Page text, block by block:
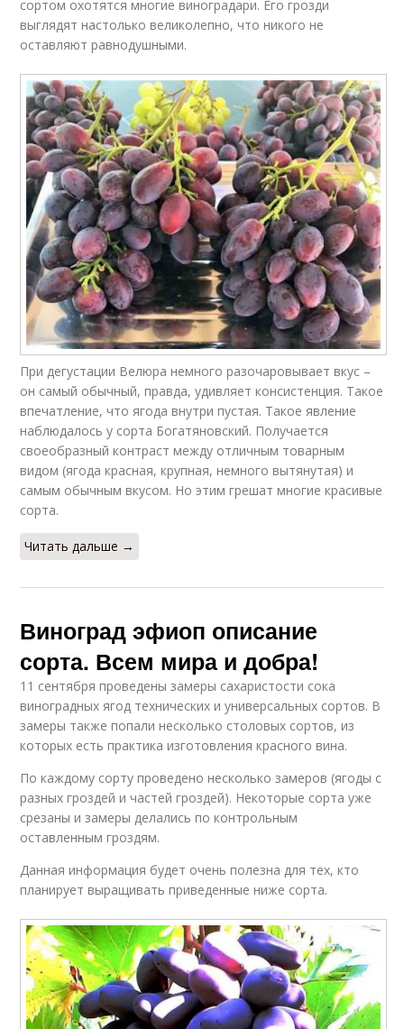
сортом охотятся многие виноградари. Его грозди
выглядят настолько великолепно, что никого не
оставляют равнодушными.
При дегустации Велюра немного разочаровывает вкус –
он самый обычный, правда, удивляет консистенция. Такое
впечатление, что ягода внутри пустая. Такое явление
наблюдалось у сорта Богатяновский. Получается
своеобразный контраст между отличным товарным
видом (ягода красная, крупная, немного вытянутая) и
самым обычным вкусом. Но этим грешат многие красивые
сорта.
Читать дальше →
Виноград эфиоп описание
сорта. Всем мира и добра!
11 сентября проведены замеры сахаристости сока
виноградных ягод технических и универсальных сортов. В
замеры также попали несколько столовых сортов, из
которых есть практика изготовления красного вина.
По каждому сорту проведено несколько замеров (ягоды с
разных гроздей и частей гроздей). Некоторые сорта уже
срезаны и замеры делались по контрольным
оставленным гроздям.
Данная информация будет очень полезна для тех, кто
планирует выращивать приведенные ниже сорта.